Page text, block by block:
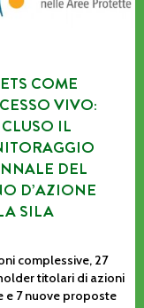
COME
VIVO:
IL
DEL
D’AZIONE
SILA
complessive, 27
titolari di azioni
e 7 nuove proposte